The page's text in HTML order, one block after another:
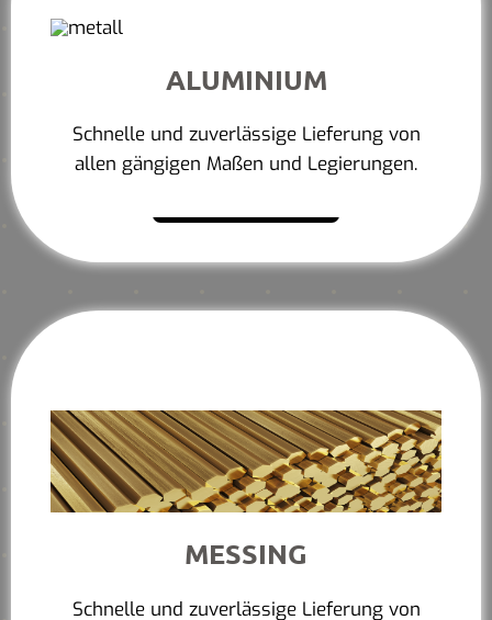
ALUMINIUM
Schnelle und zuverlässige Lieferung von
allen gängigen Maßen und Legierungen.
MESSING
Schnelle und zuverlässige Lieferung von